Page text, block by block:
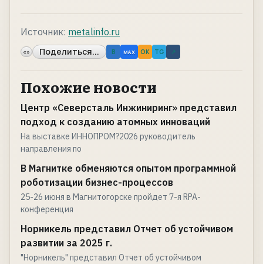
Источник: metalinfo.ru
«» Поделиться... B MAX OK TG ↗
Похожие новости
Центр «Северсталь Инжиниринг» представил
подход к созданию атомных инноваций
На выставке ИННОПРОМ?2026 руководитель
направления по
В Магнитке обменяются опытом программной
роботизации бизнес-процессов
25-26 июня в Магнитогорске пройдет 7-я RPA-
конференция
Норникель представил Отчет об устойчивом
развитии за 2025 г.
"Норникель" представил Отчет об устойчивом